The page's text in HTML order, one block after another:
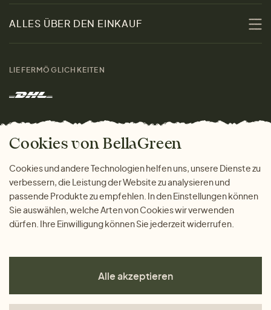
Nachhaltigkeit
Kontakt
Marken
Das freundliche Magazin
Sale
Damen
Herren
Geschenke
ALLES ÜBER DEN EINKAUF
Warum bei uns einkaufen
LIEFERMÖGLICHKEITEN
ZAHLUNGSMÖGLICHKEITEN
Cookies von BellaGreen
Cookies und andere Technologien helfen uns, unsere Dienste zu
verbessern, die Leistung der Website zu analysieren und
passende Produkte zu empfehlen. In den Einstellungen können
Sie auswählen, welche Arten von Cookies wir verwenden
dürfen. Ihre Einwilligung können Sie jederzeit widerrufen.
Alle akzeptieren